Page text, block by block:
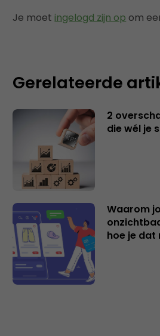
Je moet ingelogd zijn op om
Gerelateerde
2
die wél je
Waarom
hoe je dat